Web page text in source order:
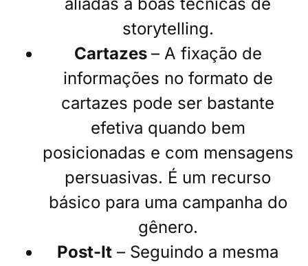
storytelling.
Cartazes – A fixação de
informações no formato de
cartazes pode ser bastante
efetiva quando bem
posicionadas e com mensagens
persuasivas. É um recurso
básico para uma campanha do
gênero.
Post-It – Seguindo a mesma